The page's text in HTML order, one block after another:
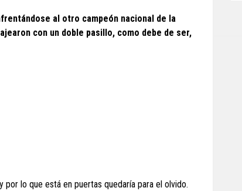
al otro campeón nacional de la
con un doble pasillo, como debe de ser,
lo que está en puertas quedaría para el olvido.